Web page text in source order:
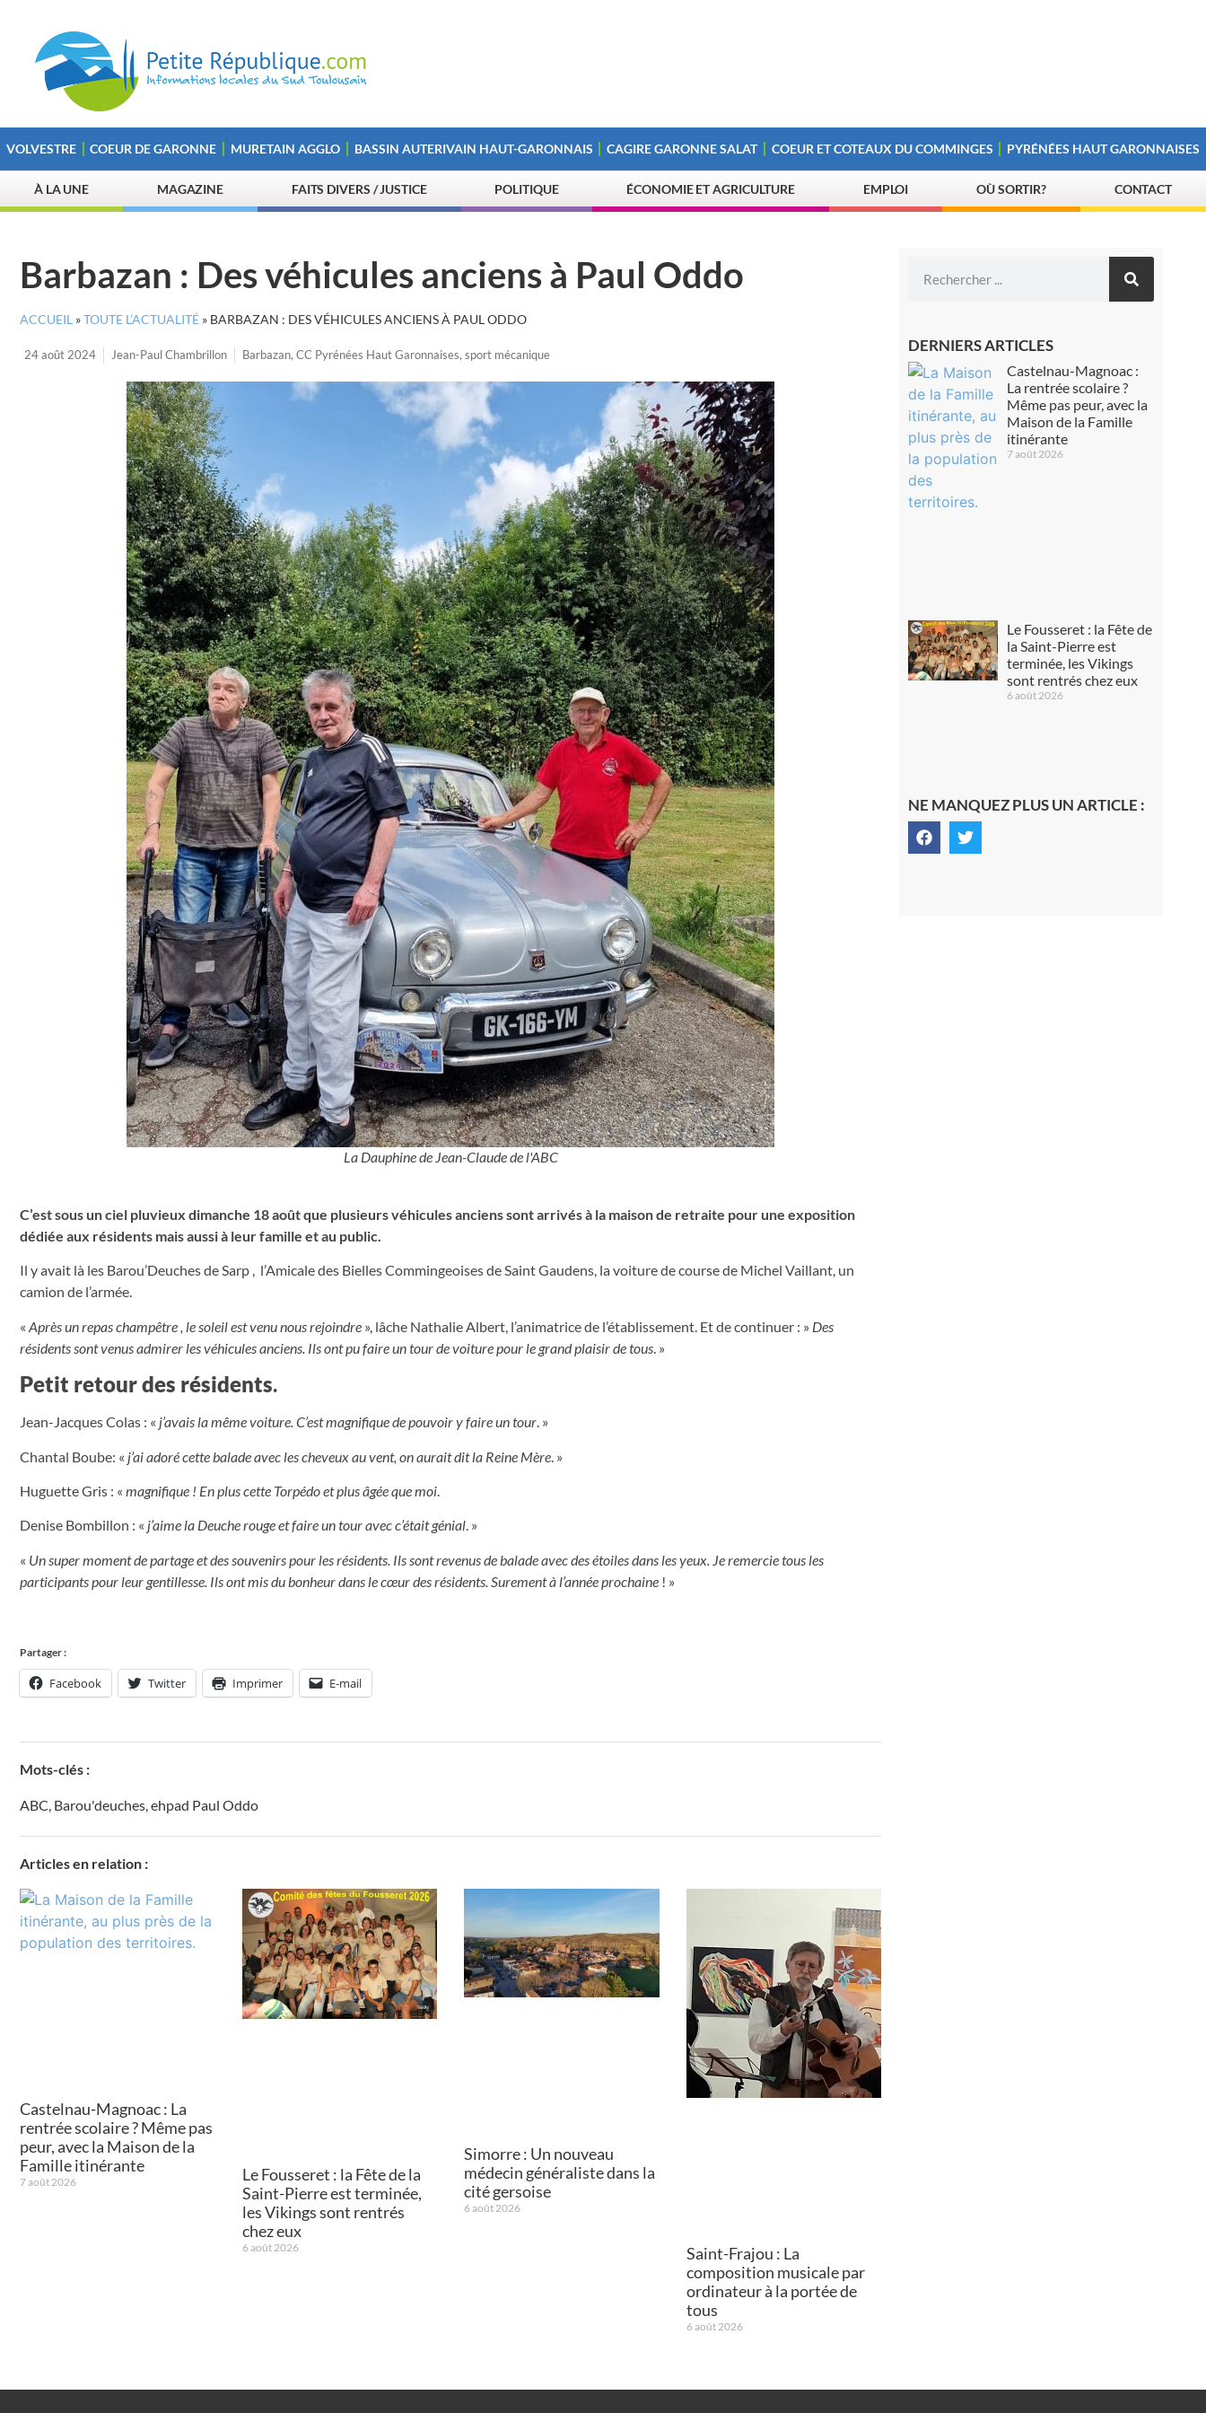
VOLVESTRE COEUR DE GARONNE MURETAIN AGGLO BASSIN AUTERIVAIN HAUT-GARONNAIS CAGIRE GARONNE SALAT COEUR ET COTEAUX DU COMMINGES PYRÉNÉES HAUT GARONNAISES
À LA UNE MAGAZINE FAITS DIVERS / JUSTICE POLITIQUE ÉCONOMIE ET AGRICULTURE EMPLOI OÙ SORTIR? CONTACT
Barbazan : Des véhicules anciens à Paul Oddo
ACCUEIL »TOUTE L’ACTUALITÉ » BARBAZAN : DES VÉHICULES ANCIENS À PAUL ODDO
24 août 2024 Jean-Paul Chambrillon Barbazan, CC Pyrénées Haut Garonnaises, sport mécanique
La Dauphine de Jean-Claude de l'ABC
C’est sous un ciel pluvieux dimanche 18 août que plusieurs véhicules anciens sont arrivés à la maison de retraite pour une exposition
dédiée aux résidents mais aussi à leur famille et au public.
Il y avait là les Barou’Deuches de Sarp , l’Amicale des Bielles Commingeoises de Saint Gaudens, la voiture de course de Michel Vaillant, un
camion de l’armée.
« Après un repas champêtre , le soleil est venu nous rejoindre », lâche Nathalie Albert, l’animatrice de l’établissement. Et de continuer : » Des
résidents sont venus admirer les véhicules anciens. Ils ont pu faire un tour de voiture pour le grand plaisir de tous . »
Petit retour des résidents.
Jean-Jacques Colas : « j’avais la même voiture. C’est magnifique de pouvoir y faire un tour. »
Chantal Boube: « j’ai adoré cette balade avec les cheveux au vent, on aurait dit la Reine Mère . »
Huguette Gris : « magnifique ! En plus cette Torpédo et plus âgée que moi.
Denise Bombillon : « j’aime la Deuche rouge et faire un tour avec c’était génial. »
« Un super moment de partage et des souvenirs pour les résidents. Ils sont revenus de balade avec des étoiles dans les yeux. Je remercie tous les
participants pour leur gentillesse. Ils ont mis du bonheur dans le cœur des résidents. Surement à l’année prochaine ! »
Partager :
Facebook Twitter Imprimer E-mail
Mots-clés :
ABC Barou'deuches ehpad Paul Oddo
Articles en relation :
Castelnau-Magnoac : La
rentrée scolaire ? Même pas
peur, avec la Maison de la
Famille itinérante
7 août 2026
Le Fousseret : la Fête de la
Saint-Pierre est terminée,
les Vikings sont rentrés
chez eux
6 août 2026
Simorre : Un nouveau
médecin généraliste dans la
cité gersoise
6 août 2026
Saint-Frajou : La
composition musicale par
ordinateur à la portée de
tous
6 août 2026
DERNIERS ARTICLES
Castelnau-Magnoac :
La rentrée scolaire ?
Même pas peur, avec la
Maison de la Famille
itinérante
7 août 2026
Le Fousseret : la Fête de
la Saint-Pierre est
terminée, les Vikings
sont rentrés chez eux
6 août 2026
NE MANQUEZ PLUS UN ARTICLE :